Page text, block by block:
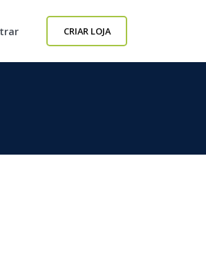
CRIAR LOJA